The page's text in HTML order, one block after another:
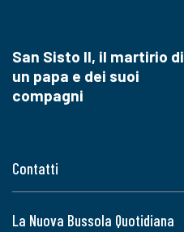
Contatti
La Nuova Bussola Quotidiana
San Sisto II, il martirio di
un papa e dei suoi
compagni